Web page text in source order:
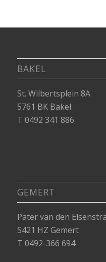
BAKEL
St. Wilbertsplein 8A
5761 BK Bakel
T 0492 341 886
GEMERT
Pater van den
5421 HZ Gemert
T 0492-366 694